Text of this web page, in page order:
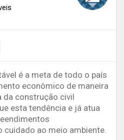
é a meta de todo o país
econômico de maneira
da construção civil
esta tendência e já atua
ao meio ambiente.